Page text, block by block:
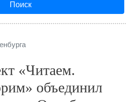
Поиск
«Читаем.
объединил